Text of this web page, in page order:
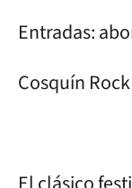
Entradas:
Cosquín